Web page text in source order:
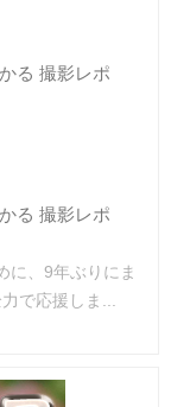
る 撮影レポ
る 撮影レポ
に、9年ぶりにま
で応援しま...